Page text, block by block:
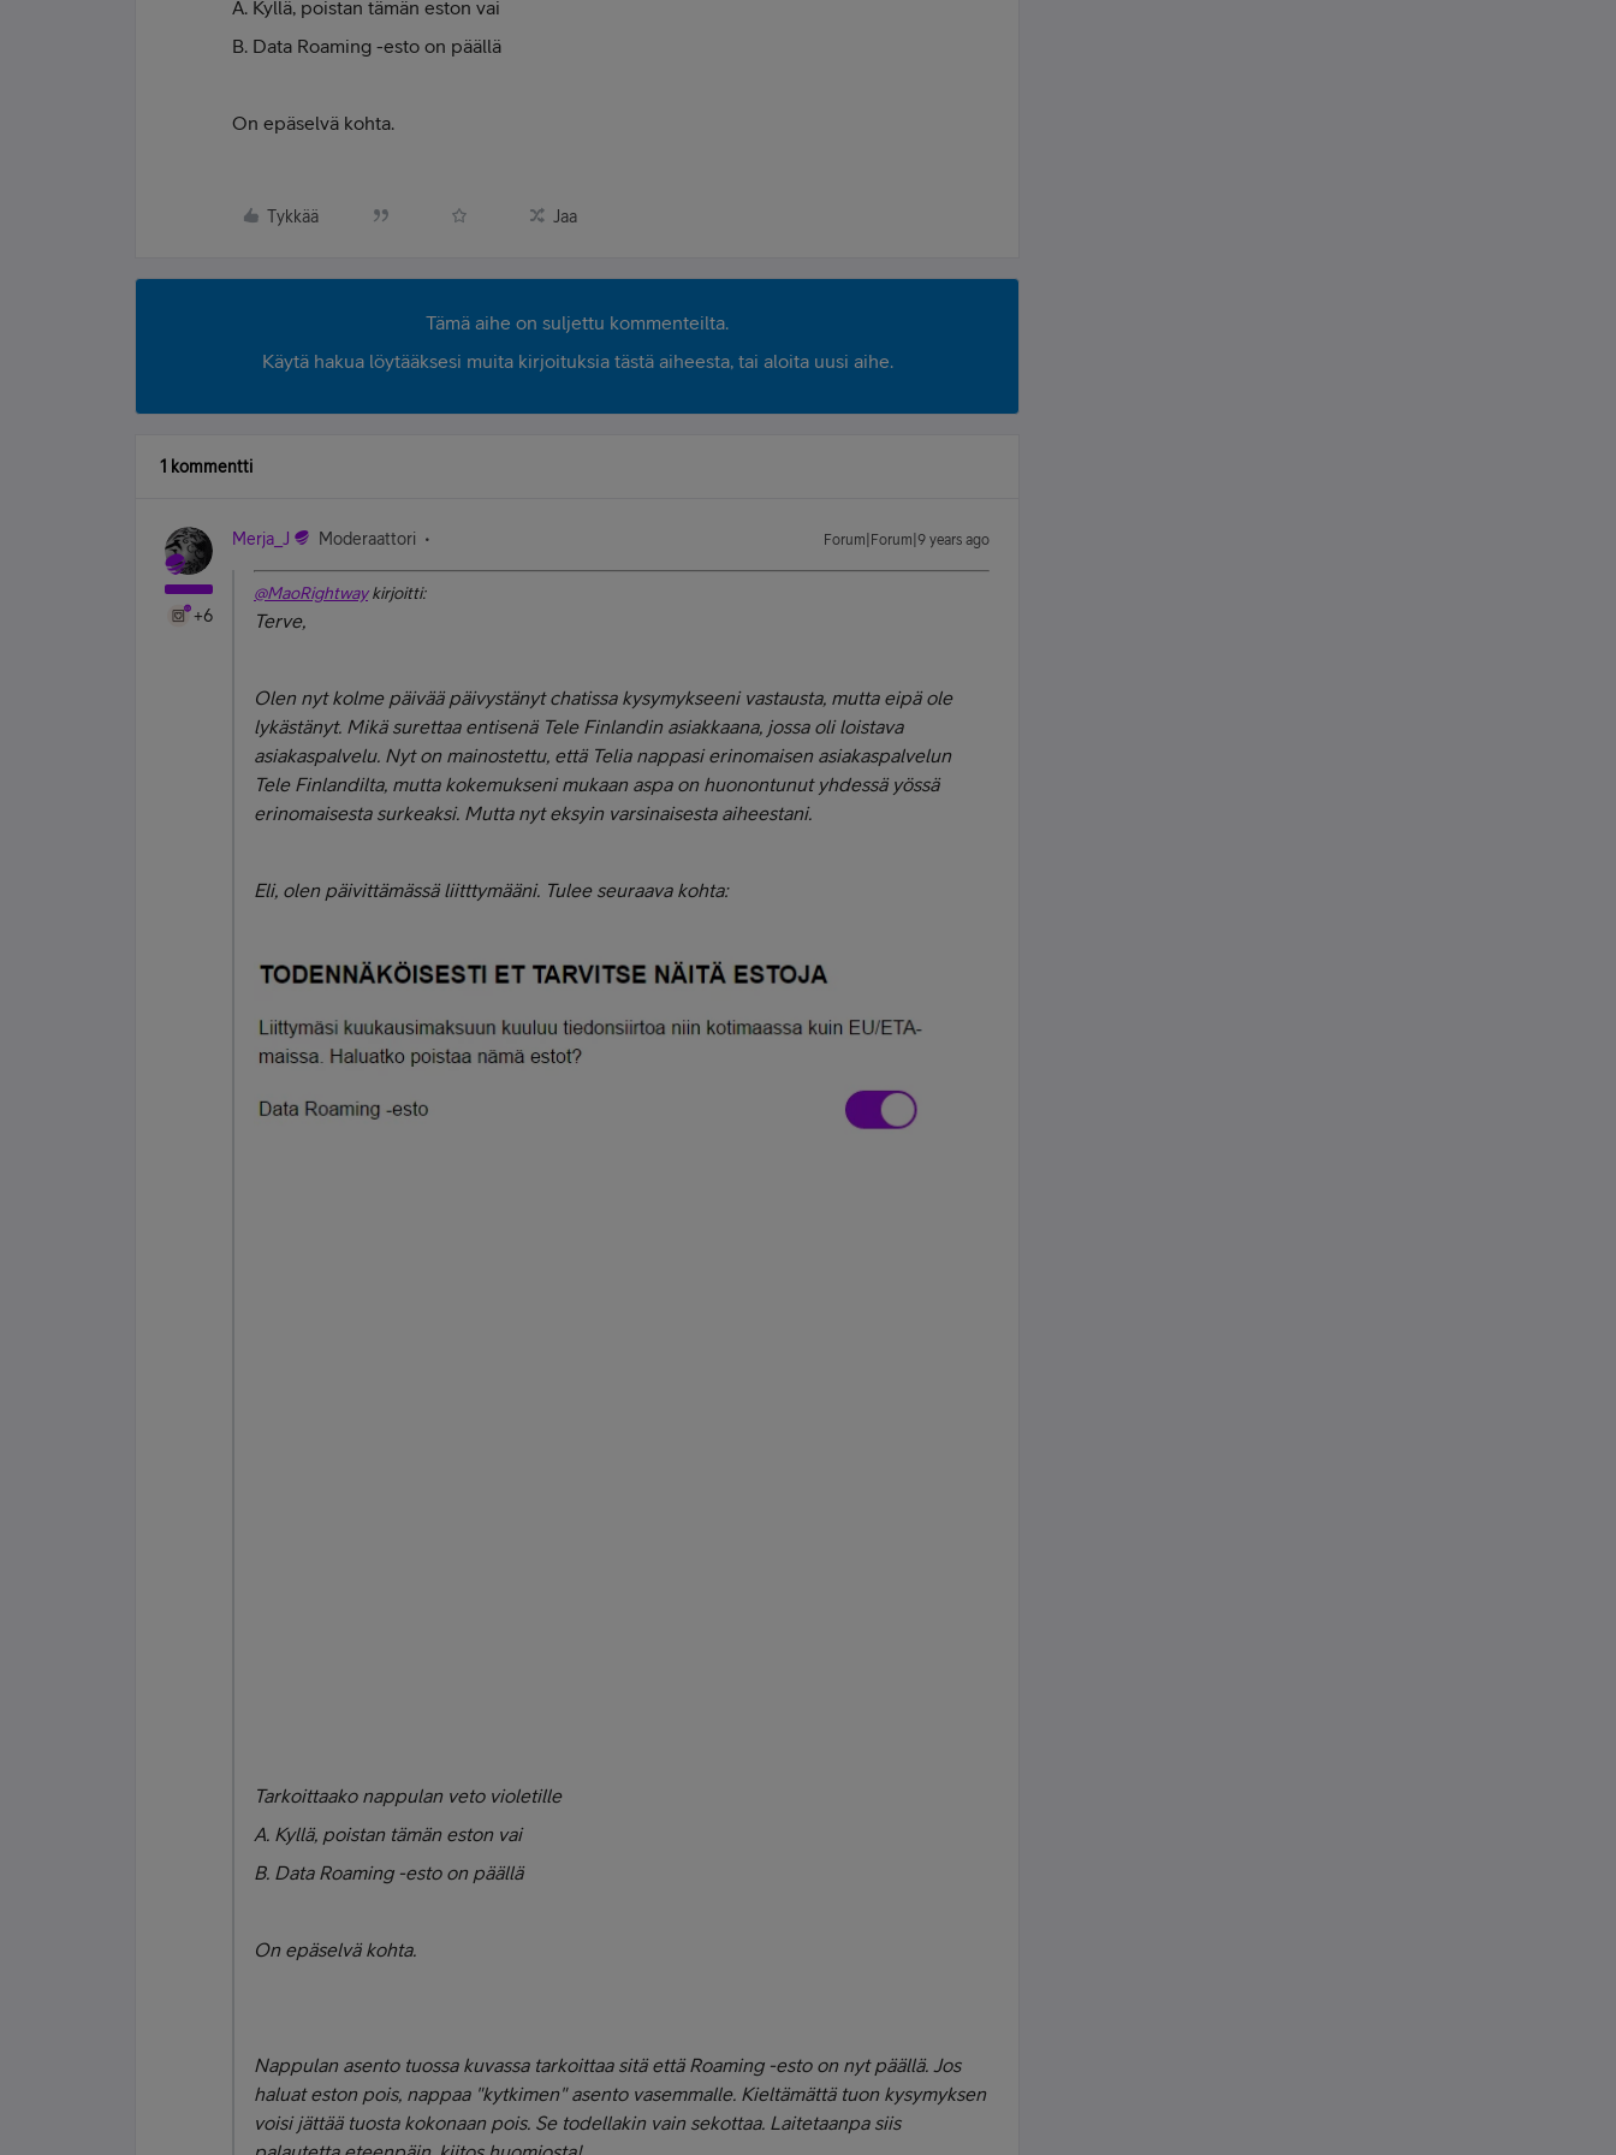
A. Kyllä, poistan tämän eston vai
B. Data Roaming -esto on päällä
On epäselvä kohta.
Tykkää Jaa
Tämä aihe on suljettu kommenteilta.
Käytä hakua löytääksesi muita kirjoituksia tästä aiheesta, tai aloita uusi aihe.
1 kommentti
+6
Merja_J Moderaattori Forum|Forum|9 years ago
@MaoRightwaykirjoitti:
Terve,
Olen nyt kolme päivää päivystänyt chatissa kysymykseeni vastausta, mutta eipä ole
lykästänyt. Mikä surettaa entisenä Tele Finlandin asiakkaana, jossa oli loistava
asiakaspalvelu. Nyt on mainostettu, että Telia nappasi erinomaisen asiakaspalvelun
Tele Finlandilta, mutta kokemukseni mukaan aspa on huonontunut yhdessä yössä
erinomaisesta surkeaksi. Mutta nyt eksyin varsinaisesta aiheestani.
Eli, olen päivittämässä liitttymääni. Tulee seuraava kohta:
Tarkoittaako nappulan veto violetille
A. Kyllä, poistan tämän eston vai
B. Data Roaming -esto on päällä
On epäselvä kohta.
Nappulan asento tuossa kuvassa tarkoittaa sitä että Roaming -esto on nyt päällä. Jos
haluat eston pois, nappaa "kytkimen" asento vasemmalle. Kieltämättä tuon kysymyksen
voisi jättää tuosta kokonaan pois. Se todellakin vain sekottaa. Laitetaanpa siis